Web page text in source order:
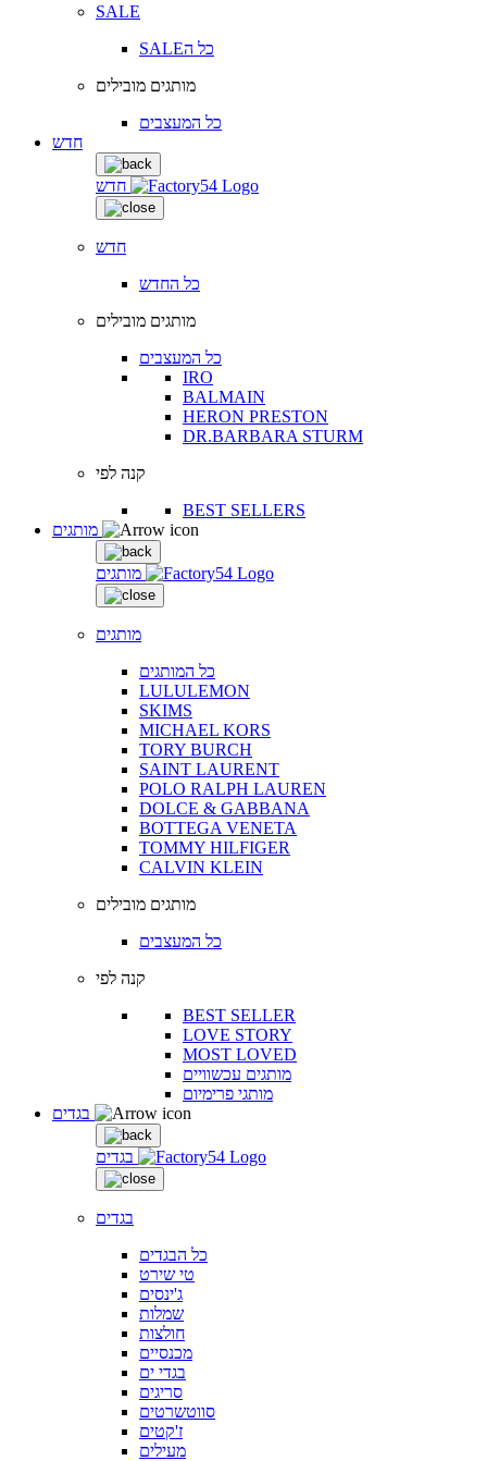
SALE
SALEכל ה
מותגים מובילים
כל המעצבים
חדש
חדש
חדש
כל החדש
מותגים מובילים
כל המעצבים
IRO
BALMAIN
HERON PRESTON
DR.BARBARA STURM
קנה לפי
BEST SELLERS
מותגים
מותגים
כל המותגים
LULULEMON
SKIMS
MICHAEL KORS
TORY BURCH
SAINT LAURENT
POLO RALPH LAUREN
DOLCE & GABBANA
BOTTEGA VENETA
TOMMY HILFIGER
CALVIN KLEIN
מותגים מובילים
כל המעצבים
קנה לפי
BEST SELLER
LOVE STORY
MOST LOVED
מותגים עכשוויים
מותגי פרימיום
בגדים
בגדים
כל הבגדים
טי שירט
ג'ינסים
שמלות
חולצות
מכנסיים
בגדי ים
סריגים
סווטשרטים
ז'קטים
מעילים